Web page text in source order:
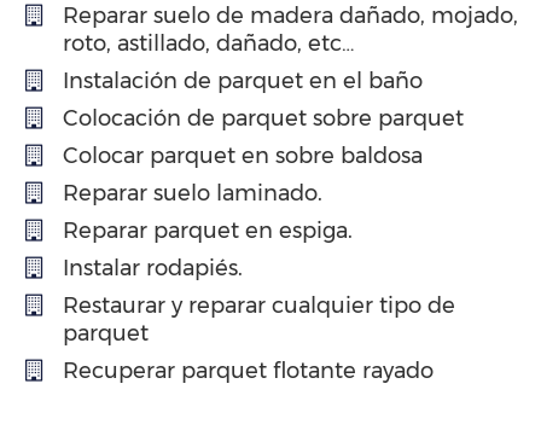
Reparar suelo de madera dañado, mojado,
roto, astillado, dañado, etc…
Instalación de parquet en el baño
Colocación de parquet sobre parquet
Colocar parquet en sobre baldosa
Reparar suelo laminado.
Reparar parquet en espiga.
Instalar rodapiés.
Restaurar y reparar cualquier tipo de
parquet
Recuperar parquet flotante rayado